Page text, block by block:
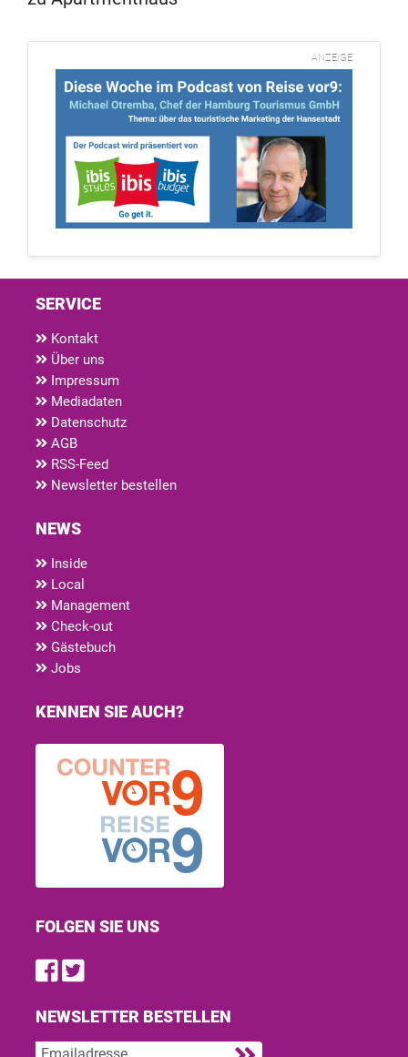
ANZEIGE
SERVICE
Kontakt
Über uns
Impressum
Mediadaten
Datenschutz
AGB
RSS-Feed
Newsletter bestellen
NEWS
Inside
Local
Management
Check-out
Gästebuch
Jobs
KENNEN SIE AUCH?
FOLGEN SIE UNS
Find us on Facebook
Follow us on Twitter
NEWSLETTER BESTELLEN